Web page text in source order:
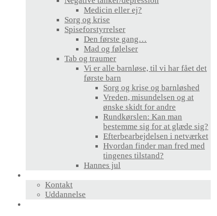
Medicin eller ej?
Sorg og krise
Spiseforstyrrelser
Den første gang…
Mad og følelser
Tab og traumer
Vi er alle barnløse, til vi har fået det
første barn
Sorg og krise og barnløshed
Vreden, misundelsen og at
ønske skidt for andre
Rundkørslen: Kan man
bestemme sig for at glæde sig?
Efterbearbejdelsen i netværket
Hvordan finder man fred med
tingenes tilstand?
Hannes jul
Kontakt
Uddannelse